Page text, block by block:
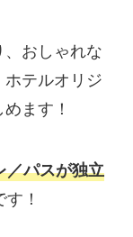
おしゃれな
テルオリジ
ます！
／パスが独立
！